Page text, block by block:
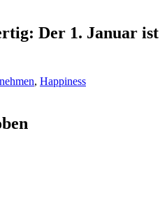
Der 1. Januar ist
, Happiness